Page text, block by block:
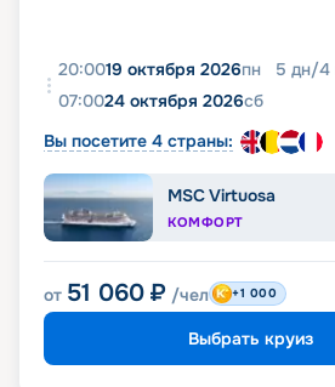
20:0019 октября 2026пн 5 дн/4
07:0024 октября 2026сб
Вы посетите 4 страны:
MSC Virtuosa
КОМФОРТ
от 51 060 ₽ /чел +1 000
Выбрать круиз